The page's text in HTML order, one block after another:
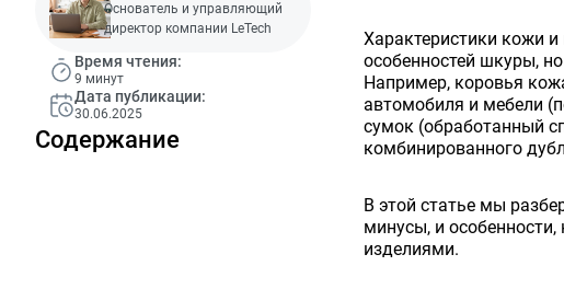
Основатель и управляющий
директор компании LeTech
Время чтения:
9 минут
Дата публикации:
30.06.2025
Содержание
Характеристики кожи
особенностей шкуры,
Например, коровья
автомобиля и мебели
сумок (обработанный
комбинированного
В этой статье мы
минусы, и
изделиями.